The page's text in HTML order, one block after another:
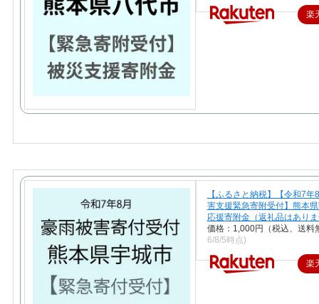
楽
【ふるさと納税】【令和7年
害支援緊急寄附受付】熊本
応援寄附金（返礼品はあり
価格：1,000円（税込、送料
6/8/5時点)
楽